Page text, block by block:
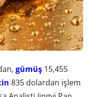
gümüş 15,455
835 dolardan işlem